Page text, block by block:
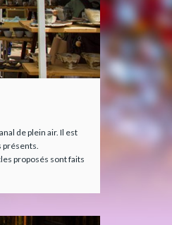
de plein air. Il est
présents.
proposés sont faits